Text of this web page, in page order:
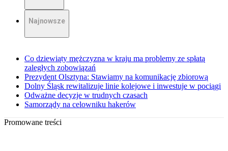
Najnowsze
Co dziewiąty mężczyzna w kraju ma problemy ze spłatą
zaległych zobowiązań
Prezydent Olsztyna: Stawiamy na komunikację zbiorową
Dolny Śląsk rewitalizuje linie kolejowe i inwestuje w pociągi
Odważne decyzje w trudnych czasach
Samorządy na celowniku hakerów
Promowane treści